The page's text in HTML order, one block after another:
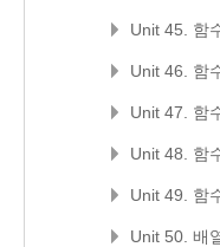
Unit 45. 함
Unit 46. 함
Unit 47. 함
Unit 48. 함
Unit 49. 함
Unit 50. 배